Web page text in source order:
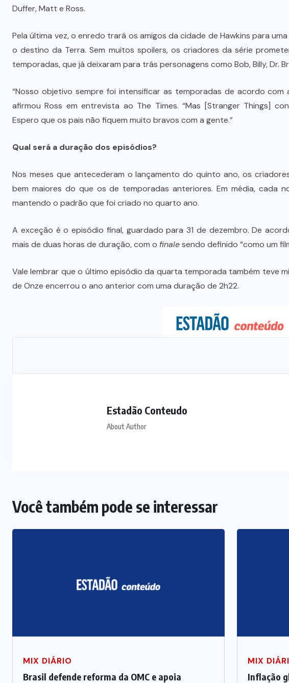
Duffer, Matt e Ross.
Pela última vez, o enredo trará os amigos da cidade de Hawkins para
o destino da Terra. Sem muitos spoilers, os criadores da série
temporadas, que já deixaram para trás personagens como Bob, Billy, Dr.
“Nosso objetivo sempre foi intensificar as temporadas de acordo com
afirmou Ross em entrevista ao The Times. “Mas [Stranger Things]
Espero que os pais não fiquem muito bravos com a gente.”
Qual será a duração dos episódios?
Nos meses que antecederam o lançamento do quinto ano, os
bem maiores do que os de temporadas anteriores. Em média, cada
mantendo o padrão que foi criado no quarto ano.
A exceção é o episódio final, guardado para 31 de dezembro. De
mais de duas horas de duração, com o finalesendo definido “como um
Vale lembrar que o último episódio da quarta temporada também teve
de Onze encerrou o ano anterior com uma duração de 2h22.
Estadão Conteudo
About Author
Você também pode se interessar
MIX DIÁRIO
Brasil defende reforma da OMC e apoia
MIX
Inflação
Vale-refeição cobre apenas 9 dias
Grosso, aponta levantamento
6 DE AGOSTO DE 2026